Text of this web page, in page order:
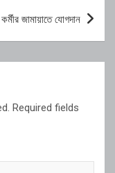
জামায়াতে যোগদান
Required fields